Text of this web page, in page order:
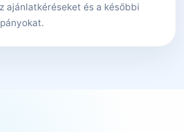
ajánlatkéréseket és a későbbi